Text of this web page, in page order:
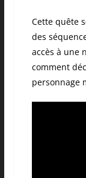
Cette quête
des
accès à une
comment
personnage